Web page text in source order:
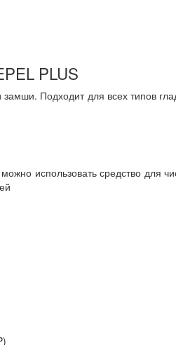
PLUS
Подходит для всех типов
использовать средство для